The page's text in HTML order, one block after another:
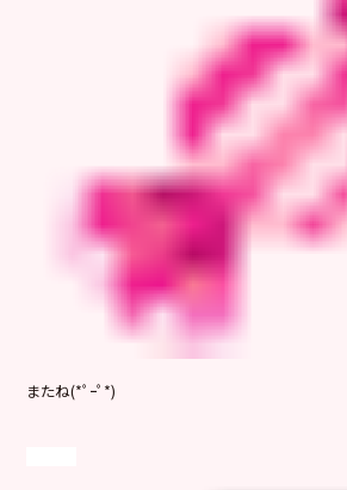
またね(*ﾟｰﾟ*)